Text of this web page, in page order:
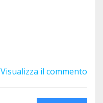
Visualizza il commento